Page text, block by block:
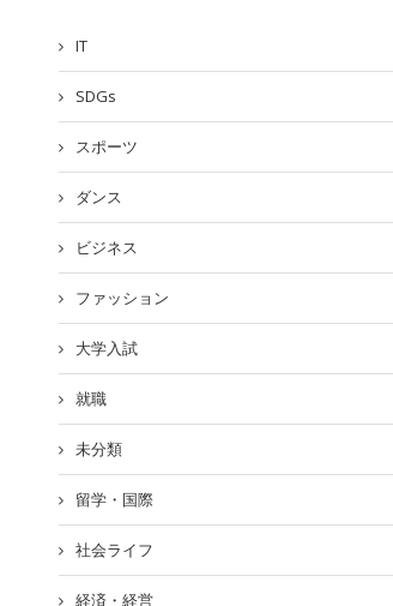
IT
SDGs
スポーツ
ダンス
ビジネス
ファッション
大学入試
就職
未分類
留学・国際
社会ライフ
経済・経営